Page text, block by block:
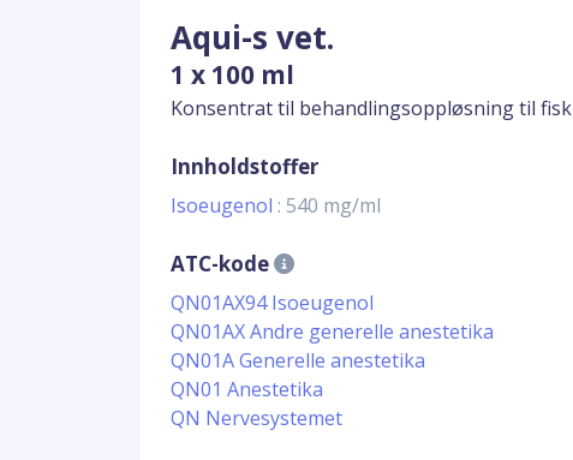
Aqui-s vet.
1 x 100 ml
Konsentrat til behandlingsoppløsning til fisk
Innholdstoffer
Isoeugenol : 540 mg/ml
ATC-kode
QN01AX94 Isoeugenol
QN01AX Andre generelle anestetika
QN01A Generelle anestetika
QN01 Anestetika
QN Nervesystemet